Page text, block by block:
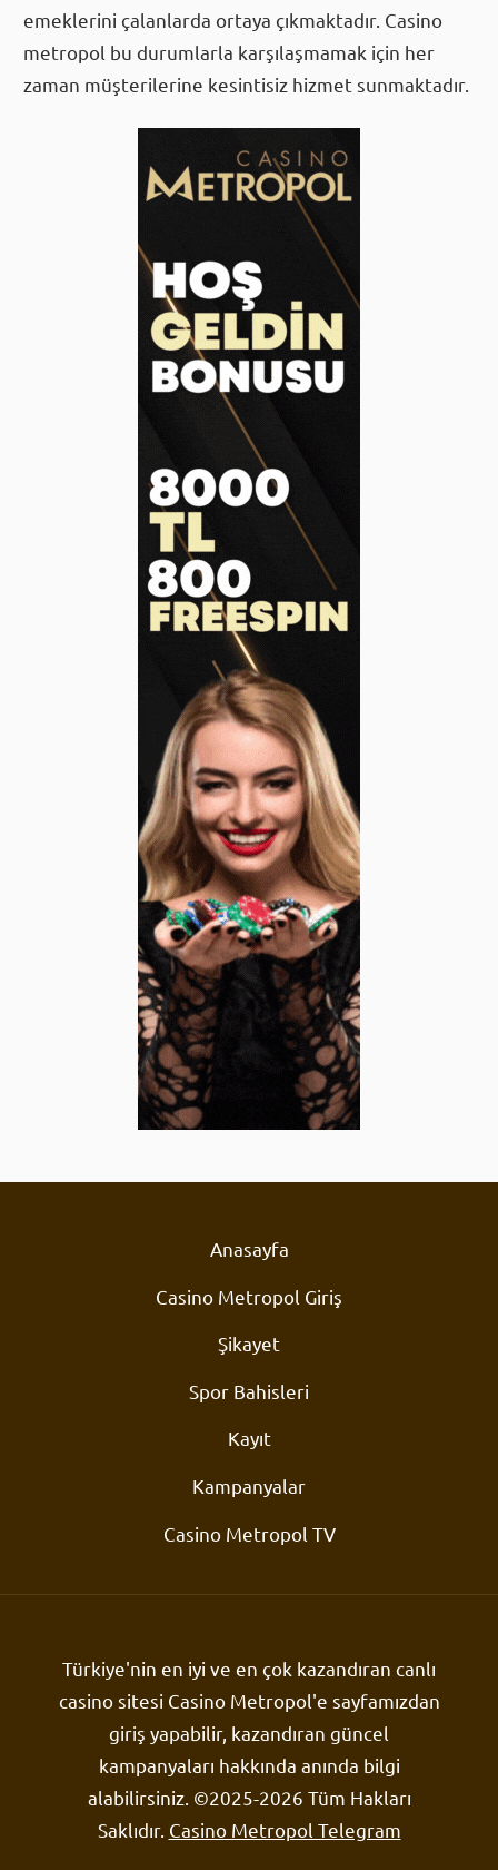
emeklerini çalanlarda ortaya çıkmaktadır. Casino
metropol bu durumlarla karşılaşmamak için her
zaman müşterilerine kesintisiz hizmet sunmaktadır.
Anasayfa
Casino Metropol Giriş
Şikayet
Spor Bahisleri
Kayıt
Kampanyalar
Casino Metropol TV
Türkiye'nin en iyi ve en çok kazandıran canlı
casino sitesi Casino Metropol'e sayfamızdan
giriş yapabilir, kazandıran güncel
kampanyaları hakkında anında bilgi
alabilirsiniz. ©2025-2026 Tüm Hakları
Saklıdır. Casino Metropol Telegram